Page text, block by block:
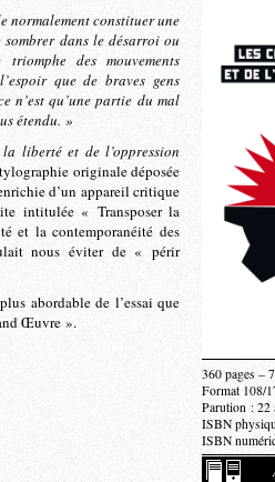
normalement constituer une
dans le désarroi ou
des mouvements
que de braves gens
n’est qu’une partie du mal
étendu. »
liberté et de l’oppression
originale déposée
d’un appareil critique
intitulée « Transposer la
et la contemporanéité des
nous éviter de « périr
abordable de l’essai que
Œuvre ».
360 pages –
Format 108/
Parution : 22
ISBN
ISBN